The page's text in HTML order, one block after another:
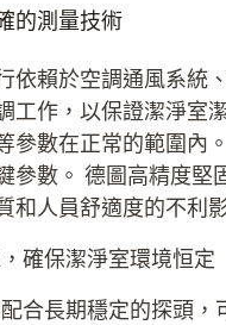
的測量技術
依賴於空調通風系統
工作，以保證潔淨室
參數在正常的範圍內
參數。 德圖高精度堅
和人員舒適度的不利
確保潔淨室環境恒定
合長期穩定的探頭